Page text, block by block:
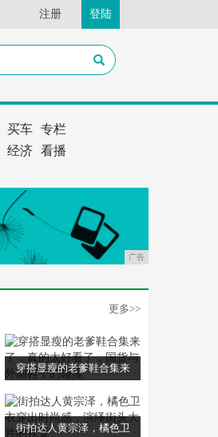
注册 登陆
买车 专栏
经济 看播
广告
更多>>
穿搭显瘦的老爹鞋合集来
街拍达人黄宗泽，橘色卫